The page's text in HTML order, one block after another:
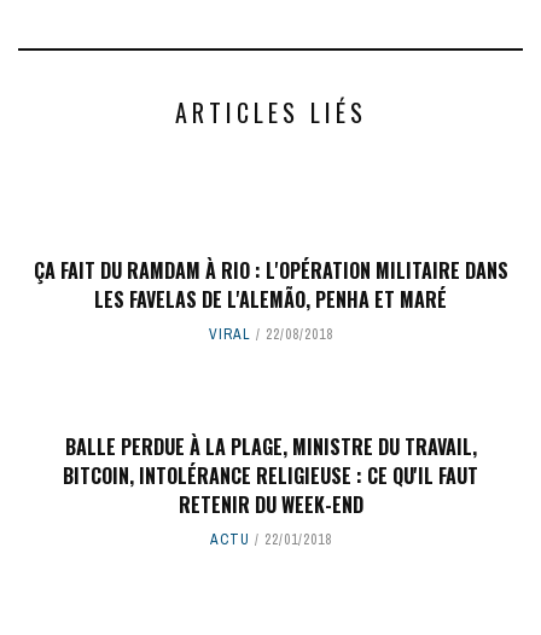
ARTICLES LIÉS
ÇA FAIT DU RAMDAM À RIO : L'OPÉRATION MILITAIRE DANS
LES FAVELAS DE L'ALEMÃO, PENHA ET MARÉ
VIRAL 22/08/2018
BALLE PERDUE À LA PLAGE, MINISTRE DU TRAVAIL,
BITCOIN, INTOLÉRANCE RELIGIEUSE : CE QU'IL FAUT
RETENIR DU WEEK-END
ACTU 22/01/2018